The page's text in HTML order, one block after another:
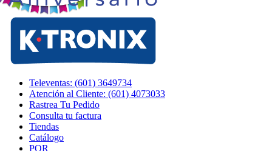
Televentas: (601) 3649734
Atención al Cliente: (601) 4073033
Rastrea Tu Pedido
Consulta tu factura
Tiendas
Catálogo
PQR